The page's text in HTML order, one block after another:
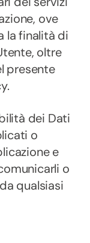
ove
la finalità di
oltre
presente
dei Dati
o
e
o
qualsiasi